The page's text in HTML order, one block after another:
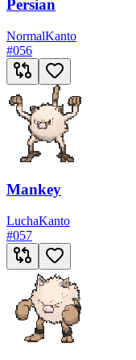
Persian
NormalKanto
#056
Mankey
LuchaKanto
#057